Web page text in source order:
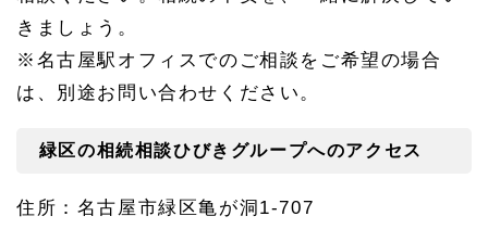
きましょう。
※名古屋駅オフィスでのご相談をご希望の場合
は、別途お問い合わせください。
緑区の相続相談ひびきグループへのアクセス
住所：名古屋市緑区亀が洞1-707